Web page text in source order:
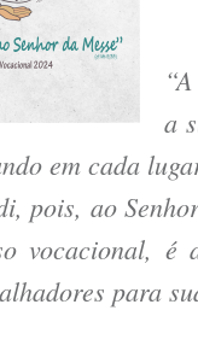
a
em cada
pois, ao
vocacional, é
para